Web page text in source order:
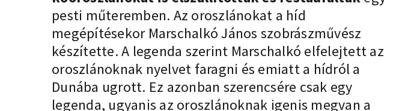
pesti műteremben. Az oroszlánokat a híd
megépítésekor Marschalkó János szobrászművész
készítette. A legenda szerint Marschalkó elfelejtett az
oroszlánoknak nyelvet faragni és emiatt a hídról a
Dunába ugrott. Ez azonban szerencsére csak egy
legenda, ugyanis az oroszlánoknak igenis megvan a